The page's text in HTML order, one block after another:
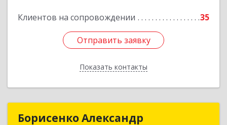
Клиентов на сопровождении 35
Отправить заявку
Показать контакты
Подробнее
Отправить заявку
Назад
Борисенко АлександрБорисенко Александр